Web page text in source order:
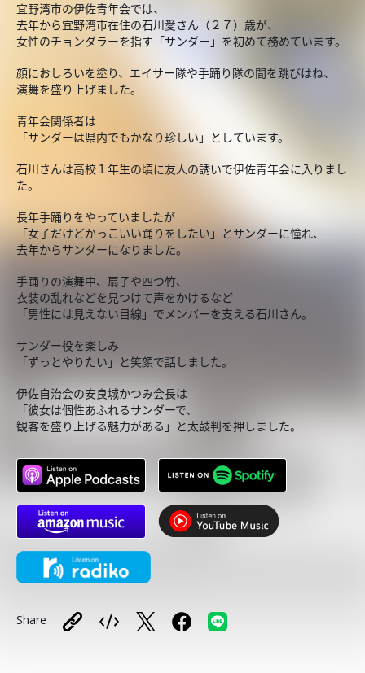
宜野湾市の伊佐青年会では、
去年から宜野湾市在住の石川愛さん（２７）歳が、
女性のチョンダラーを指す「サンダー」を初めて務めています。
顔におしろいを塗り、エイサー隊や手踊り隊の間を跳びはね、
演舞を盛り上げました。
青年会関係者は
「サンダーは県内でもかなり珍しい」としています。
石川さんは高校１年生の頃に友人の誘いで伊佐青年会に入りまし
た。
長年手踊りをやっていましたが
「女子だけどかっこいい踊りをしたい」とサンダーに憧れ、
去年からサンダーになりました。
手踊りの演舞中、扇子や四つ竹、
衣装の乱れなどを見つけて声をかけるなど
「男性には見えない目線」でメンバーを支える石川さん。
サンダー役を楽しみ
「ずっとやりたい」と笑顔で話しました。
伊佐自治会の安良城かつみ会長は
「彼女は個性あふれるサンダーで、
観客を盛り上げる魅力がある」と太鼓判を押しました。
Share